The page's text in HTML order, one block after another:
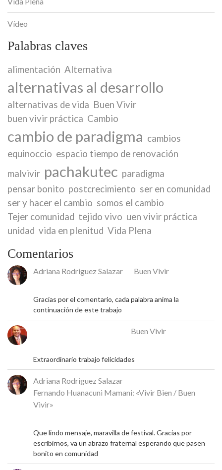
Vídeo
Palabras claves
alimentación Alternativa
alternativas al desarrollo
alternativas de vida Buen Vivir
buen vivir práctica Cambio
cambio de paradigma cambios
equinoccio espacio tiempo de renovación
malvivir pachakutec paradigma
pensar bonito postcrecimiento ser en comunidad
ser y hacer el cambio somos el cambio
Tejer comunidad tejido vivo uen vivir práctica
unidad vida en plenitud Vida Plena
Comentarios
Adriana Rodriguez Salazar Buen Vivir
Gracias por el comentario, cada palabra anima la
continuación de este trabajo
Buen Vivir
Extraordinario trabajo felicidades
Adriana Rodriguez Salazar
Fernando Huanacuni Mamani: «Vivir Bien / Buen
Vivir»
Que lindo mensaje, maravilla de festival. Gracias por
escribirnos, va un abrazo fraternal esperando que pasen
bonito en comunidad